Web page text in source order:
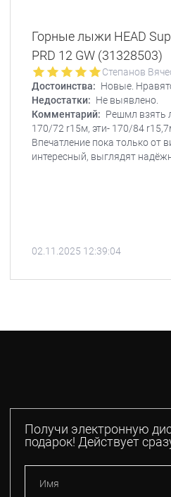
Горные лыжи HEAD
PRD 12 GW (31328503)
Степанов
Достоинства: Новые.
Недостатки:
Не выявлено.
Комментарий:
170/72 r15м, эти- 170/84
Впечатление пока только от
интересный, выглядят
02.11.2025 12:39:04
Получи электронную
подарок! Действует